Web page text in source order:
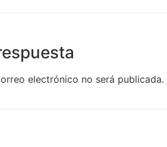
electrónico no será publicada.